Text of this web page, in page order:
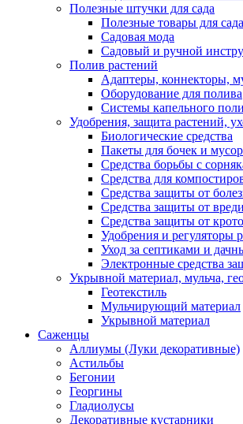
Полезные штучки для сада
Полезные товары для сада
Садовая мода
Садовый и ручной
Полив растений
Адаптеры, коннекторы,
Оборудование для полива
Системы капельного
Удобрения, защита растений,
Биологические средства
Пакеты для бочек и
Средства борьбы с
Средства для
Средства защиты от
Средства защиты от
Средства защиты от
Удобрения и регуляторы
Уход за септиками и
Электронные средства
Укрывной материал, мульча,
Геотекстиль
Мульчирующий материал
Укрывной материал
Саженцы
Аллиумы (Луки декоративные)
Астильбы
Бегонии
Георгины
Гладиолусы
Декоративные кустарники